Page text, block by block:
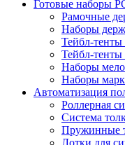
Готовые наборы
Рамочные
Наборы
Тейбл-тенты
Тейбл-тенты
Наборы
Наборы
Автоматизация
Роллерная
Система
Пружинные